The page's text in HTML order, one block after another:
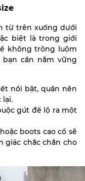
từ trên xuống dưới
biệt là trong giới
không trông luộm
cần nắm vững
nổi bật, quần nên
lại.
gút để lộ ra một
boots cao cổ sẽ
giác chắc chắn cho